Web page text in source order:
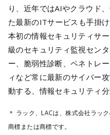
り、近年ではAIやクラウド
た最新のITサービスも手掛
本初の情報セキュリティサ
級のセキュリティ監視セン
ー、脆弱性診断、ペネトレ
ィなど常に最新のサイバー
動する、情報セキュリティ
＊ ラック、LACは、株式会社ラッ
商標または商標です。